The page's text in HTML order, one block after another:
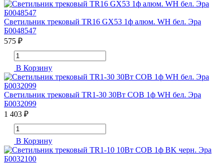
Светильник трековый TR16 GX53 1ф алюм. WH бел. Эра
Б0048547
575 ₽
В Корзину
Светильник трековый TR1-30 30Вт COB 1ф WH бел. Эра
Б0032099
1 403 ₽
В Корзину